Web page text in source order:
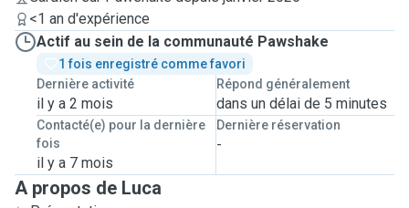
<1 an d'expérience
Actif au sein de la communauté Pawshake
1 fois enregistré comme favori
Dernière activité
il y a 2 mois
Répond généralement
dans un délai de 5 minutes
Contacté(e) pour la dernière
fois
il y a 7 mois
Dernière réservation
-
A propos de Luca